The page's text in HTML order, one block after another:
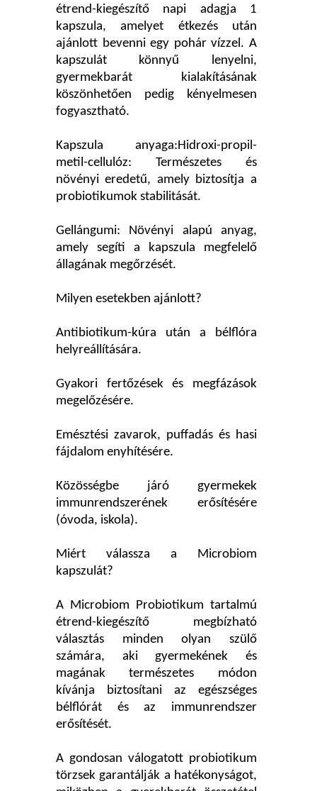
étrend-kiegészítő napi adagja 1
kapszula, amelyet étkezés után
ajánlott bevenni egy pohár vízzel. A
kapszulát könnyű lenyelni,
gyermekbarát kialakításának
köszönhetően pedig kényelmesen
fogyasztható.
Kapszula anyaga:Hidroxi-propil-
metil-cellulóz: Természetes és
növényi eredetű, amely biztosítja a
probiotikumok stabilitását.
Gellángumi: Növényi alapú anyag,
amely segíti a kapszula megfelelő
állagának megőrzését.
Milyen esetekben ajánlott?
Antibiotikum-kúra után a bélflóra
helyreállítására.
Gyakori fertőzések és megfázások
megelőzésére.
Emésztési zavarok, puffadás és hasi
fájdalom enyhítésére.
Közösségbe járó gyermekek
immunrendszerének erősítésére
(óvoda, iskola).
Miért válassza a Microbiom
kapszulát?
A Microbiom Probiotikum tartalmú
étrend-kiegészítő megbízható
választás minden olyan szülő
számára, aki gyermekének és
magának természetes módon
kívánja biztosítani az egészséges
bélflórát és az immunrendszer
erősítését.
A gondosan válogatott probiotikum
törzsek garantálják a hatékonyságot,